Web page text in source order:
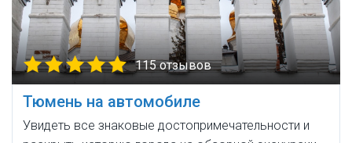
115 отзывов
Тюмень на автомобиле
Увидеть все знаковые достопримечательности и